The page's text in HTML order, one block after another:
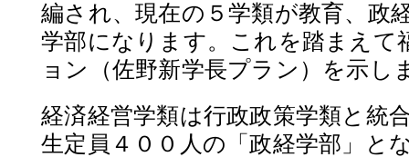
編され、現在の５学類が教育、政
学部になります。これを踏まえて
ョン（佐野新学長プラン）を示し
経済経営学類は行政政策学類と統
生定員４００人の「政経学部」と